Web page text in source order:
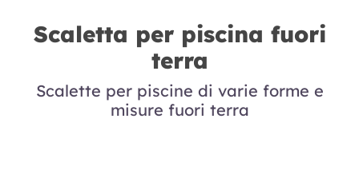
Scaletta per piscina fuori
terra
Scalette per piscine di varie forme e
misure fuori terra